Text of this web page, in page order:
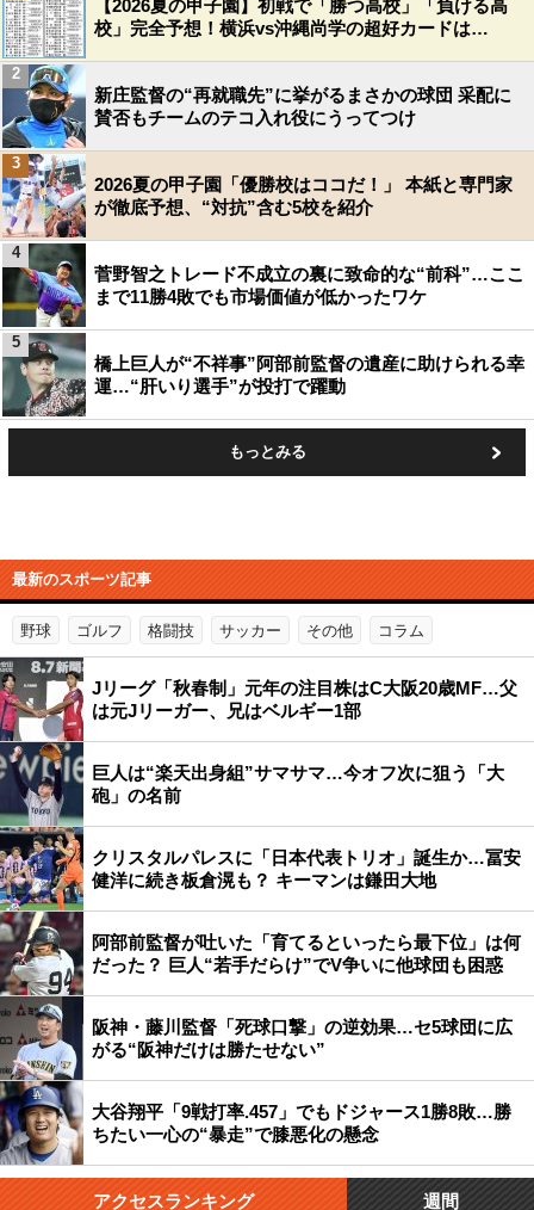
【2026夏の甲子園】初戦で「勝つ高校」「負ける高
校」完全予想！横浜vs沖縄尚学の超好カードは…
新庄監督の“再就職先”に挙がるまさかの球団 采配に
賛否もチームのテコ入れ役にうってつけ
2
2026夏の甲子園「優勝校はココだ！」 本紙と専門家
が徹底予想、“対抗”含む5校を紹介
3
菅野智之トレード不成立の裏に致命的な“前科”…ここ
まで11勝4敗でも市場価値が低かったワケ
4
橋上巨人が“不祥事”阿部前監督の遺産に助けられる幸
運…“肝いり選手”が投打で躍動
5
もっとみる
最新のスポーツ記事
野球 ゴルフ 格闘技 サッカー その他 コラム
Jリーグ「秋春制」元年の注目株はC大阪20歳MF…父
は元Jリーガー、兄はベルギー1部
巨人は“楽天出身組”サマサマ…今オフ次に狙う「大
砲」の名前
クリスタルパレスに「日本代表トリオ」誕生か…冨安
健洋に続き板倉滉も？ キーマンは鎌田大地
阿部前監督が吐いた「育てるといったら最下位」は何
だった？ 巨人“若手だらけ”でV争いに他球団も困惑
阪神・藤川監督「死球口撃」の逆効果…セ5球団に広
がる“阪神だけは勝たせない”
大谷翔平「9戦打率.457」でもドジャース1勝8敗…勝
ちたい一心の“暴走”で膝悪化の懸念
アクセスランキング 週間